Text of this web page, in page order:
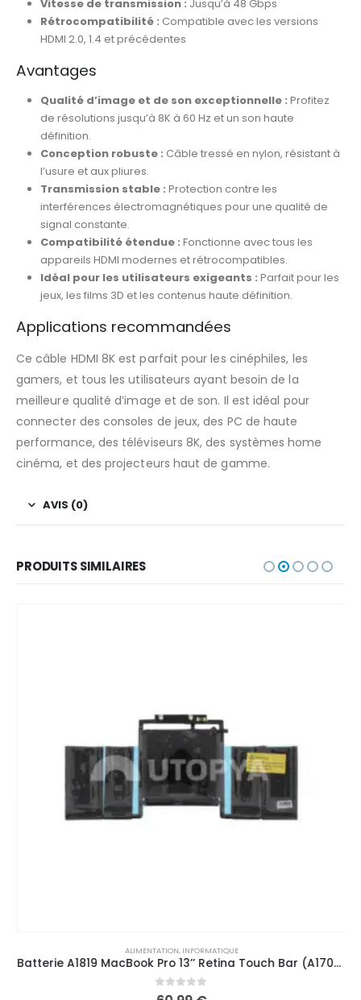
Vitesse de transmission : Jusqu’à 48 Gbps
Rétrocompatibilité : Compatible avec les versions
HDMI 2.0, 1.4 et précédentes
Avantages
Qualité d’image et de son exceptionnelle : Profitez
de résolutions jusqu’à 8K à 60 Hz et un son haute
définition.
Conception robuste : Câble tressé en nylon, résistant à
l’usure et aux pliures.
Transmission stable : Protection contre les
interférences électromagnétiques pour une qualité de
signal constante.
Compatibilité étendue : Fonctionne avec tous les
appareils HDMI modernes et rétrocompatibles.
Idéal pour les utilisateurs exigeants : Parfait pour les
jeux, les films 3D et les contenus haute définition.
Applications recommandées
Ce câble HDMI 8K est parfait pour les cinéphiles, les
gamers, et tous les utilisateurs ayant besoin de la
meilleure qualité d’image et de son. Il est idéal pour
connecter des consoles de jeux, des PC de haute
performance, des téléviseurs 8K, des systèmes home
cinéma, et des projecteurs haut de gamme.
AVIS (0)
PRODUITS SIMILAIRES
ALIMENTATION, INFORMATIQUE
Batterie A1819 MacBook Pro 13’’ Retina Touch Bar (A1706)
0out of 5